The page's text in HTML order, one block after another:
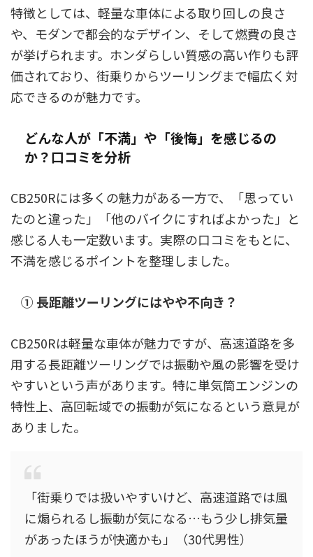
特徴としては、軽量な車体による取り回しの良さ
や、モダンで都会的なデザイン、そして燃費の良さ
が挙げられます。ホンダらしい質感の高い作りも評
価されており、街乗りからツーリングまで幅広く対
応できるのが魅力です。
どんな人が「不満」や「後悔」を感じるの
か？口コミを分析
CB250Rには多くの魅力がある一方で、「思ってい
たのと違った」「他のバイクにすればよかった」と
感じる人も一定数います。実際の口コミをもとに、
不満を感じるポイントを整理しました。
① 長距離ツーリングにはやや不向き？
CB250Rは軽量な車体が魅力ですが、高速道路を多
用する長距離ツーリングでは振動や風の影響を受け
やすいという声があります。特に単気筒エンジンの
特性上、高回転域での振動が気になるという意見が
ありました。
「街乗りでは扱いやすいけど、高速道路では風
に煽られるし振動が気になる…もう少し排気量
があったほうが快適かも」（30代男性）